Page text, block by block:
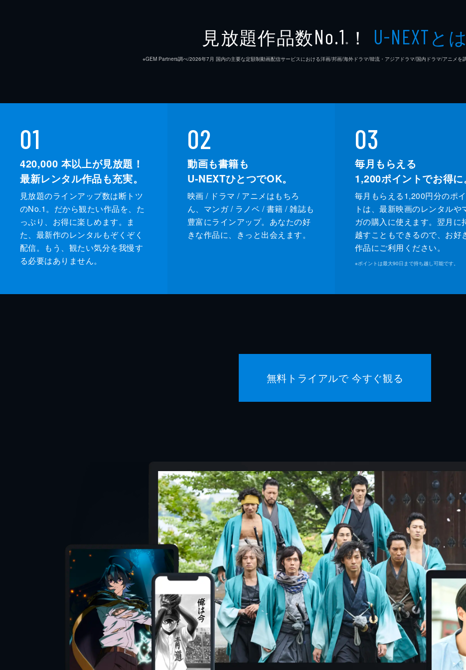
見放題作品数No.1 ※ ！ U-NEXTとは
※GEM Partners調べ/2026年7⽉ 国内の主要な定額制動画配信サービスにおける洋画/邦画/海外ドラマ/韓流・アジアドラマ/国内ドラマ/アニメを
01
420,000 本以上が見放題！
最新レンタル作品も充実。
見放題のラインアップ数は断トツ
のNo.1。だから観たい作品を、た
っぷり、お得に楽しめます。ま
た、最新作のレンタルもぞくぞく
配信。もう、観たい気分を我慢す
る必要はありません。
02
動画も書籍も
U-NEXTひとつでOK。
映画 / ドラマ / アニメはもちろ
ん、マンガ / ラノベ / 書籍 / 雑誌も
豊富にラインアップ。あなたの好
きな作品に、きっと出会えます。
03
毎月もらえる
1,200ポイントでお得に
毎月もらえる1,200円分のポ
トは、最新映画のレンタルや
ガの購入に使えます。翌月に
越すこともできるので、お好
作品にご利用ください。
※ポイントは最大90日まで持ち越し可能です。
無料トライアルで 今すぐ観る